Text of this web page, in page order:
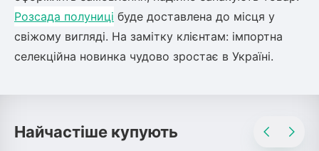
Розсада полуниці буде доставлена до місця у
свіжому вигляді. На замітку клієнтам: імпортна
селекційна новинка чудово зростає в Україні.
Найчастіше купують